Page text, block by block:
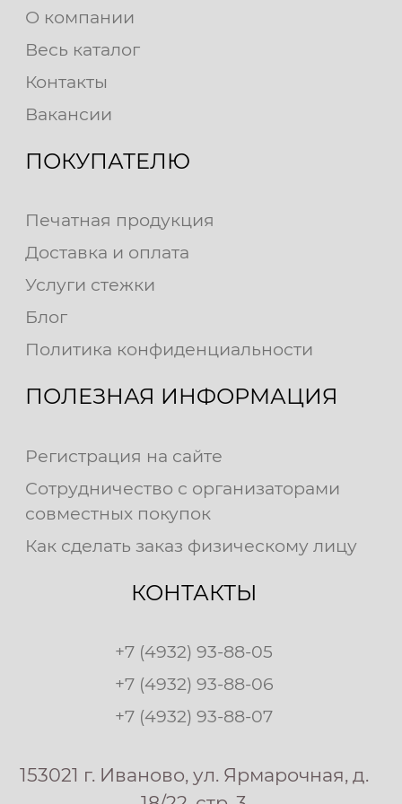
О компании
Весь каталог
Контакты
Вакансии
ПОКУПАТЕЛЮ
Печатная продукция
Доставка и оплата
Услуги стежки
Блог
Политика конфиденциальности
ПОЛЕЗНАЯ ИНФОРМАЦИЯ
Регистрация на сайте
Сотрудничество с организаторами
совместных покупок
Как сделать заказ физическому лицу
КОНТАКТЫ
+7 (4932) 93-88-05
+7 (4932) 93-88-06
+7 (4932) 93-88-07
153021 г. Иваново, ул. Ярмарочная, д.